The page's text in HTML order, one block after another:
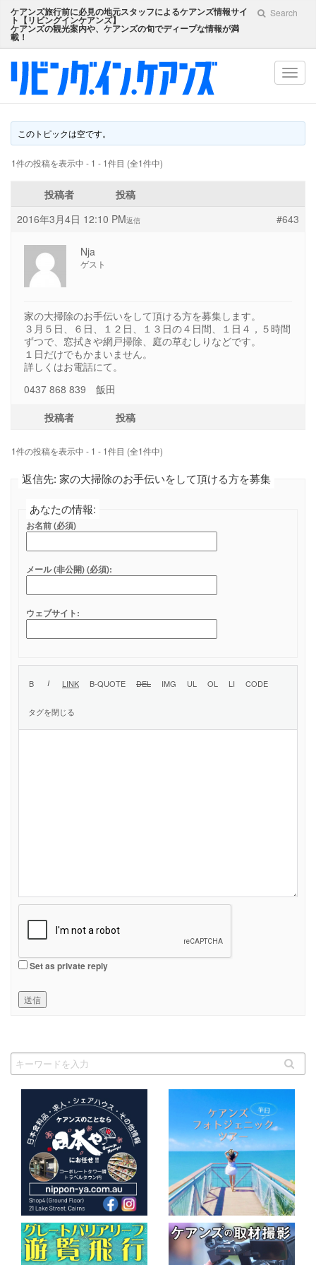
ケアンズ旅行前に必見の地元スタッフによるケアンズ情報サイ
ト【リビングインケアンズ】
ケアンズの観光案内や、ケアンズの旬でディープな情報が満
載！
Search
このトピックは空です。
1件の投稿を表示中 - 1 - 1件目 (全1件中)
投稿者
投稿
2016年3月4日 12:10 PM
#643
返信
Nja
ゲスト
家の大掃除のお手伝いをして頂ける方を募集します。
３月５日、６日、１２日、１３日の４日間、１日４，５時間
ずつで、窓拭きや網戸掃除、庭の草むしりなどです。
１日だけでもかまいません。
詳しくはお電話にて。
0437 868 839 飯田
投稿者
投稿
1件の投稿を表示中 - 1 - 1件目 (全1件中)
返信先: 家の大掃除のお手伝いをして頂ける方を募集
あなたの情報:
お名前 (必須)
メール (非公開) (必須):
ウェブサイト:
Set as private reply
送信